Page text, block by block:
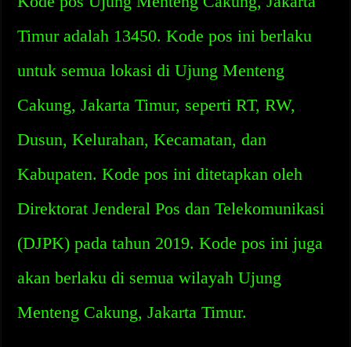
Timur adalah 13450. Kode pos ini berlaku
untuk semua lokasi di Ujung Menteng
Cakung, Jakarta Timur, seperti RT, RW,
Dusun, Kelurahan, Kecamatan, dan
Kabupaten. Kode pos ini ditetapkan oleh
Direktorat Jenderal Pos dan Telekomunikasi
(DJPK) pada tahun 2019. Kode pos ini juga
akan berlaku di semua wilayah Ujung
Menteng Cakung, Jakarta Timur.